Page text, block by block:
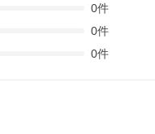
0件
0件
0件